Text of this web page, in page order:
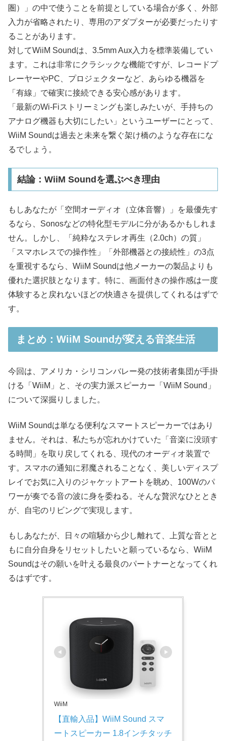
圏）」の中で使うことを前提としている場合が多く、外部
入力が省略されたり、専用のアダプターが必要だったりす
ることがあります。
対してWiiM Soundは、3.5mm Aux入力を標準装備してい
ます。これは非常にクラシックな機能ですが、レコードプ
レーヤーやPC、プロジェクターなど、あらゆる機器を
「有線」で確実に接続できる安心感があります。
「最新のWi-Fiストリーミングも楽しみたいが、手持ちの
アナログ機器も大切にしたい」というユーザーにとって、
WiiM Soundは過去と未来を繋ぐ架け橋のような存在にな
るでしょう。
結論：WiiM Soundを選ぶべき理由
もしあなたが「空間オーディオ（立体音響）」を最優先す
るなら、Sonosなどの特化型モデルに分があるかもしれま
せん。しかし、「純粋なステレオ再生（2.0ch）の質」
「スマホレスでの操作性」「外部機器との接続性」の3点
を重視するなら、WiiM Soundは他メーカーの製品よりも
優れた選択肢となります。特に、画面付きの操作感は一度
体験すると戻れないほどの快適さを提供してくれるはずで
す。
まとめ：WiiM Soundが変える音楽生活
今回は、アメリカ・シリコンバレー発の技術者集団が手掛
ける「WiiM」と、その実力派スピーカー「WiiM Sound」
について深掘りしました。
WiiM Soundは単なる便利なスマートスピーカーではあり
ません。それは、私たちが忘れかけていた「音楽に没頭す
る時間」を取り戻してくれる、現代のオーディオ装置で
す。スマホの通知に邪魔されることなく、美しいディスプ
レイでお気に入りのジャケットアートを眺め、100Wのパ
ワーが奏でる音の波に身を委ねる。そんな贅沢なひととき
が、自宅のリビングで実現します。
もしあなたが、日々の喧騒から少し離れて、上質な音とと
もに自分自身をリセットしたいと願っているなら、WiiM
Soundはその願いを叶える最良のパートナーとなってくれ
るはずです。
WiiM
【直輸入品】WiiM Sound スマ
ートスピーカー 1.8インチタッチ